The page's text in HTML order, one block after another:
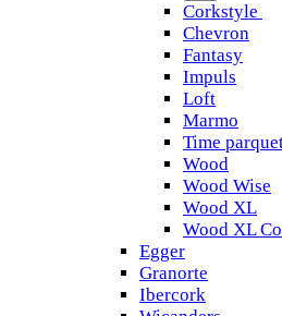
Corkstyle
Chevron
Fantasy
Impuls
Loft
Marmo
Time
Wood
Wood Wise
Wood XL
Wood XL
Egger
Granorte
Ibercork